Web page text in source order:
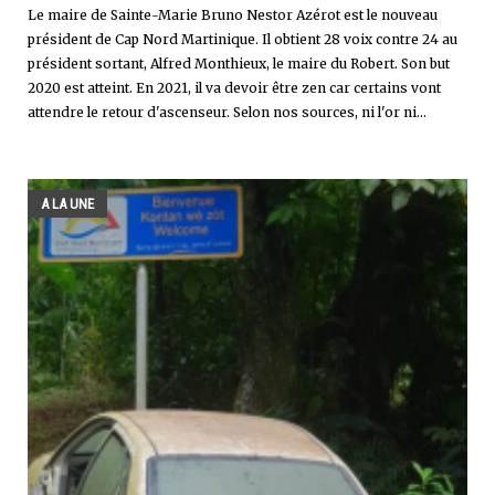
Le maire de Sainte-Marie Bruno Nestor Azérot est le nouveau
président de Cap Nord Martinique. Il obtient 28 voix contre 24 au
président sortant, Alfred Monthieux, le maire du Robert. Son but
2020 est atteint. En 2021, il va devoir être zen car certains vont
attendre le retour d'ascenseur. Selon nos sources, ni l'or ni...
A LA UNE